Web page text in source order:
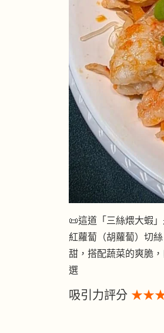
📜這道「三絲煨大蝦
紅蘿蔔（胡蘿蔔）切
甜，搭配蔬菜的爽脆
選
吸引力評分